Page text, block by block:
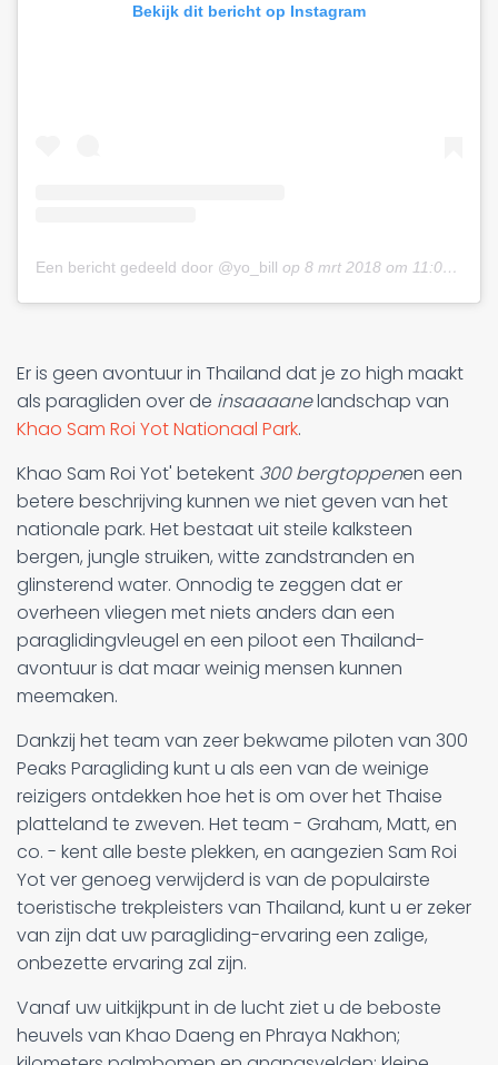
Bekijk dit bericht op Instagram
Een bericht gedeeld door @yo_bill op 8 mrt 2018 om 11:00pm PST
Er is geen avontuur in Thailand dat je zo high maakt
als paragliden over de insaaaanelandschap van
Khao Sam Roi Yot Nationaal Park.
Khao Sam Roi Yot' betekent 300 bergtoppenen een
betere beschrijving kunnen we niet geven van het
nationale park. Het bestaat uit steile kalksteen
bergen, jungle struiken, witte zandstranden en
glinsterend water. Onnodig te zeggen dat er
overheen vliegen met niets anders dan een
paraglidingvleugel en een piloot een Thailand-
avontuur is dat maar weinig mensen kunnen
meemaken.
Dankzij het team van zeer bekwame piloten van 300
Peaks Paragliding kunt u als een van de weinige
reizigers ontdekken hoe het is om over het Thaise
platteland te zweven. Het team - Graham, Matt, en
co. - kent alle beste plekken, en aangezien Sam Roi
Yot ver genoeg verwijderd is van de populairste
toeristische trekpleisters van Thailand, kunt u er zeker
van zijn dat uw paragliding-ervaring een zalige,
onbezette ervaring zal zijn.
Vanaf uw uitkijkpunt in de lucht ziet u de beboste
heuvels van Khao Daeng en Phraya Nakhon;